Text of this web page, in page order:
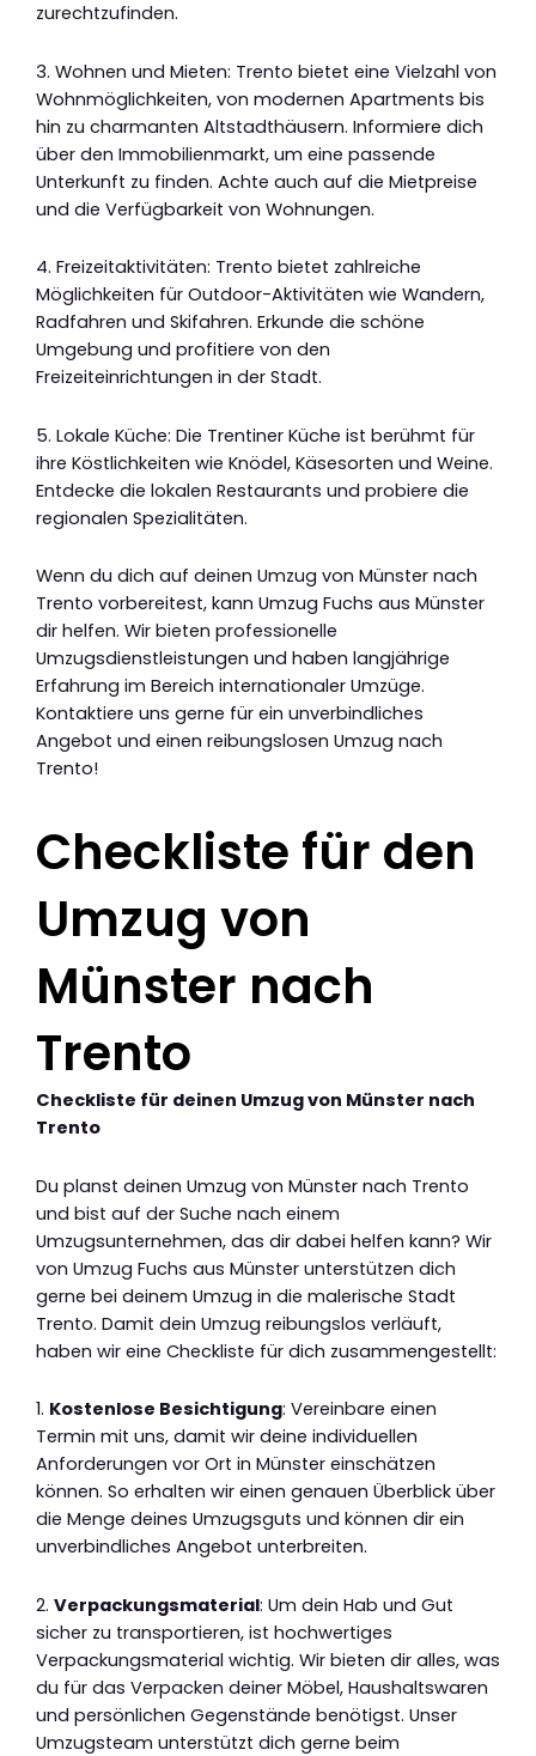
zurechtzufinden.
3. Wohnen und Mieten: Trento bietet eine Vielzahl von
Wohnmöglichkeiten, von modernen Apartments bis
hin zu charmanten Altstadthäusern. Informiere dich
über den Immobilienmarkt, um eine passende
Unterkunft zu finden. Achte auch auf die Mietpreise
und die Verfügbarkeit von Wohnungen.
4. Freizeitaktivitäten: Trento bietet zahlreiche
Möglichkeiten für Outdoor-Aktivitäten wie Wandern,
Radfahren und Skifahren. Erkunde die schöne
Umgebung und profitiere von den
Freizeiteinrichtungen in der Stadt.
5. Lokale Küche: Die Trentiner Küche ist berühmt für
ihre Köstlichkeiten wie Knödel, Käsesorten und Weine.
Entdecke die lokalen Restaurants und probiere die
regionalen Spezialitäten.
Wenn du dich auf deinen Umzug von Münster nach
Trento vorbereitest, kann Umzug Fuchs aus Münster
dir helfen. Wir bieten professionelle
Umzugsdienstleistungen und haben langjährige
Erfahrung im Bereich internationaler Umzüge.
Kontaktiere uns gerne für ein unverbindliches
Angebot und einen reibungslosen Umzug nach
Trento!
Checkliste für den
Umzug von
Münster nach
Trento
Checkliste für deinen Umzug von Münster nach
Trento
Du planst deinen Umzug von Münster nach Trento
und bist auf der Suche nach einem
Umzugsunternehmen, das dir dabei helfen kann? Wir
von Umzug Fuchs aus Münster unterstützen dich
gerne bei deinem Umzug in die malerische Stadt
Trento. Damit dein Umzug reibungslos verläuft,
haben wir eine Checkliste für dich zusammengestellt:
1. Kostenlose Besichtigung: Vereinbare einen
Termin mit uns, damit wir deine individuellen
Anforderungen vor Ort in Münster einschätzen
können. So erhalten wir einen genauen Überblick über
die Menge deines Umzugsguts und können dir ein
unverbindliches Angebot unterbreiten.
2. Verpackungsmaterial: Um dein Hab und Gut
sicher zu transportieren, ist hochwertiges
Verpackungsmaterial wichtig. Wir bieten dir alles, was
du für das Verpacken deiner Möbel, Haushaltswaren
und persönlichen Gegenstände benötigst. Unser
Umzugsteam unterstützt dich gerne beim